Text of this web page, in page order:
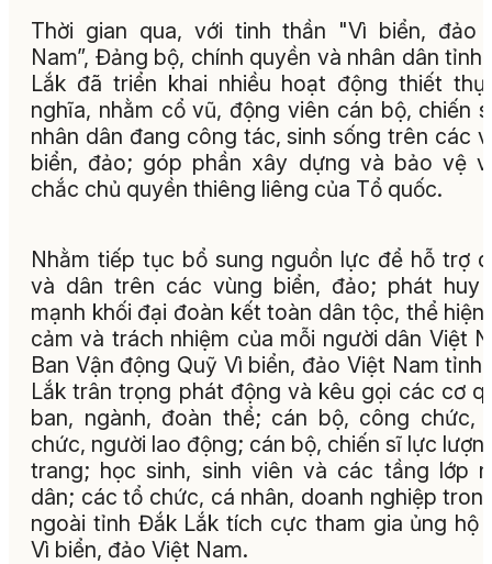
Thời gian qua, với tinh thần "Vì biển, đảo
Nam”, Đảng bộ, chính quyền và nhân dân tỉnh
Lắk đã triển khai nhiều hoạt động thiết
nghĩa, nhằm cổ vũ, động viên cán bộ, chiến
nhân dân đang công tác, sinh sống trên các
biển, đảo; góp phần xây dựng và bảo vệ
chắc chủ quyền thiêng liêng của Tổ quốc.
Nhằm tiếp tục bổ sung nguồn lực để hỗ trợ
và dân trên các vùng biển, đảo; phát huy
mạnh khối đại đoàn kết toàn dân tộc, thể hiện
cảm và trách nhiệm của mỗi người dân Việt
Ban Vận động Quỹ Vì biển, đảo Việt Nam tỉnh
Lắk trân trọng phát động và kêu gọi các cơ
ban, ngành, đoàn thể; cán bộ, công chức,
chức, người lao động; cán bộ, chiến sĩ lực
trang; học sinh, sinh viên và các tầng lớp
dân; các tổ chức, cá nhân, doanh nghiệp
ngoài tỉnh Đắk Lắk tích cực tham gia ủng hộ
Vì biển, đảo Việt Nam.